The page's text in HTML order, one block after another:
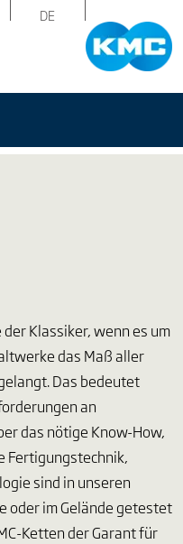
DE
Klassiker, wenn es um
das Maß aller
Das bedeutet
an
das nötige Know-How,
Fertigungstechnik,
sind in unseren
oder im Gelände getestet
Ketten der Garant für